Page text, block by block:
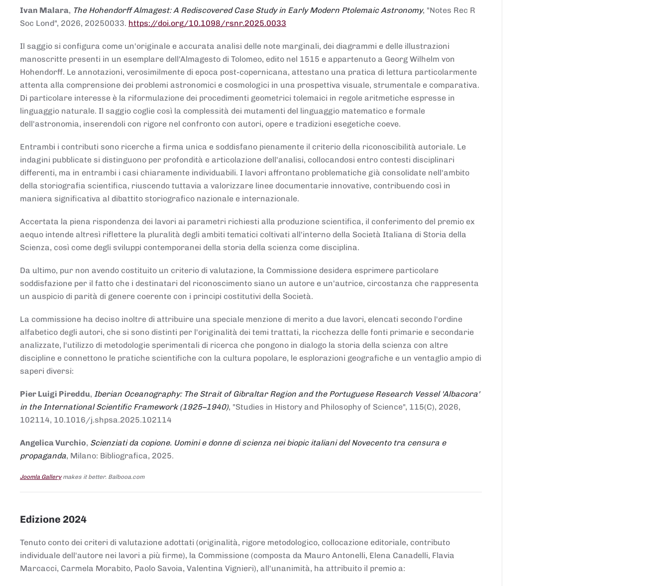
Ivan Malara, The Hohendorff Almagest: A Rediscovered Case Study in Early Modern Ptolemaic Astronomy, "Notes Rec R
Soc Lond", 2026, 20250033. https://doi.org/10.1098/rsnr.2025.0033
Il saggio si configura come un'originale e accurata analisi delle note marginali, dei diagrammi e delle illustrazioni
manoscritte presenti in un esemplare dell'Almagesto di Tolomeo, edito nel 1515 e appartenuto a Georg Wilhelm von
Hohendorff. Le annotazioni, verosimilmente di epoca post-copernicana, attestano una pratica di lettura particolarmente
attenta alla comprensione dei problemi astronomici e cosmologici in una prospettiva visuale, strumentale e comparativa.
Di particolare interesse è la riformulazione dei procedimenti geometrici tolemaici in regole aritmetiche espresse in
linguaggio naturale. Il saggio coglie così la complessità dei mutamenti del linguaggio matematico e formale
dell'astronomia, inserendoli con rigore nel confronto con autori, opere e tradizioni esegetiche coeve.
Entrambi i contributi sono ricerche a firma unica e soddisfano pienamente il criterio della riconoscibilità autoriale. Le
indagini pubblicate si distinguono per profondità e articolazione dell'analisi, collocandosi entro contesti disciplinari
differenti, ma in entrambi i casi chiaramente individuabili. I lavori affrontano problematiche già consolidate nell'ambito
della storiografia scientifica, riuscendo tuttavia a valorizzare linee documentarie innovative, contribuendo così in
maniera significativa al dibattito storiografico nazionale e internazionale.
Accertata la piena rispondenza dei lavori ai parametri richiesti alla produzione scientifica, il conferimento del premio ex
aequo intende altresì riflettere la pluralità degli ambiti tematici coltivati all'interno della Società Italiana di Storia della
Scienza, così come degli sviluppi contemporanei della storia della scienza come disciplina.
Da ultimo, pur non avendo costituito un criterio di valutazione, la Commissione desidera esprimere particolare
soddisfazione per il fatto che i destinatari del riconoscimento siano un autore e un'autrice, circostanza che rappresenta
un auspicio di parità di genere coerente con i principi costitutivi della Società.
La commissione ha deciso inoltre di attribuire una speciale menzione di merito a due lavori, elencati secondo l'ordine
alfabetico degli autori, che si sono distinti per l'originalità dei temi trattati, la ricchezza delle fonti primarie e secondarie
analizzate, l'utilizzo di metodologie sperimentali di ricerca che pongono in dialogo la storia della scienza con altre
discipline e connettono le pratiche scientifiche con la cultura popolare, le esplorazioni geografiche e un ventaglio ampio di
saperi diversi:
Pier Luigi Pireddu, Iberian Oceanography: The Strait of Gibraltar Region and the Portuguese Research Vessel 'Albacora'
in the International Scientific Framework (1925–1940), "Studies in History and Philosophy of Science", 115(C), 2026,
102114, 10.1016/j.shpsa.2025.102114
Angelica Vurchio, Scienziati da copione. Uomini e donne di scienza nei biopic italiani del Novecento tra censura e
propaganda, Milano: Bibliografica, 2025.
Joomla Gallerymakes it better. Balbooa.com
Edizione 2024
Tenuto conto dei criteri di valutazione adottati (originalità, rigore metodologico, collocazione editoriale, contributo
individuale dell'autore nei lavori a più firme), la Commissione (composta da Mauro Antonelli, Elena Canadelli, Flavia
Marcacci, Carmela Morabito, Paolo Savoia, Valentina Vignieri), all'unanimità, ha attribuito il premio a: